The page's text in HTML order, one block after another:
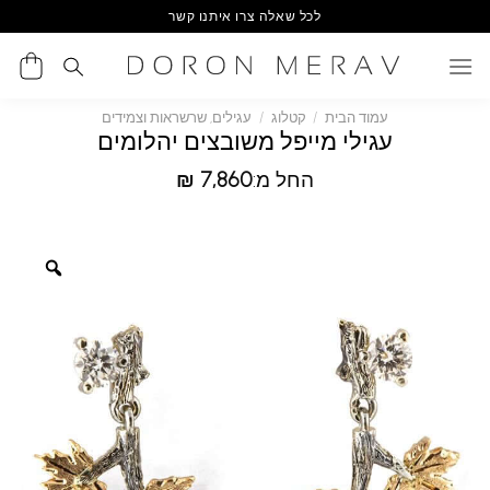
to
content
לכל שאלה צרו איתנו קשר
עמוד הבית / קטלוג / עגילים, שרשראות וצמידים
עגילי מייפל משובצים יהלומים
החל מ: ₪ 7,860